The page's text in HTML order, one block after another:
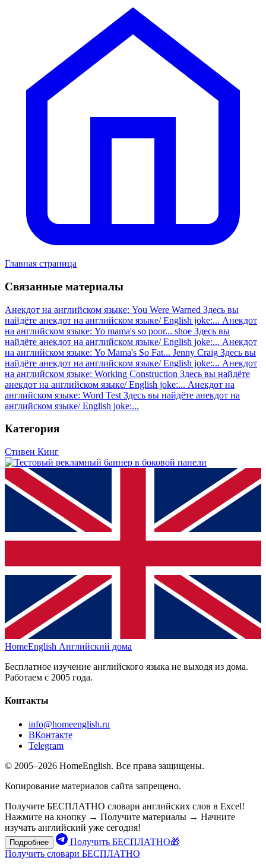
Главная страница
Связанные материалы
Анекдот на английском языке: You Were Warned Здесь вы
найдёте анекдот на английском языке/ English joke:... Анекдот
на английском языке: Yo mama's so poor... shoe Здесь вы
найдёте анекдот на английском языке/ English joke:... Анекдот
на английском языке: Yo Mama's So Fat... Jenny Craig Здесь вы
найдёте анекдот на английском языке/ English joke:... Анекдот
на английском языке: Working Construction Здесь вы найдёте
анекдот на английском языке/ English joke:... Анекдот на
английском языке: Word Test Здесь вы найдёте анекдот на
английском языке/ English joke:...
Категория
Стивен Кинг
HomeEnglish Английский дома
Бесплатное изучение английского языка не выходя из дома.
Работаем с 2005 года.
Контакты
info@homeenglish.ru
ВКонтакте
Telegram
© 2005–2026 HomeEnglish. Все права защищены.
Копирование материалов сайта запрещено.
Получите БЕСПЛАТНО словари английских слов в Excel!
Нажмите на кнопку → Получите материалы → Начните
изучать английский уже сегодня!
Подробнее
Получить БЕСПЛАТНО🎁
Получить словари БЕСПЛАТНО